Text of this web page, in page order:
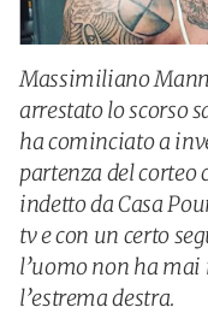
Massimiliano
arrestato lo scorso
ha cominciato a
partenza del
indetto da Casa
tv e con un certo
l’uomo non ha mai
l’estrema destra.